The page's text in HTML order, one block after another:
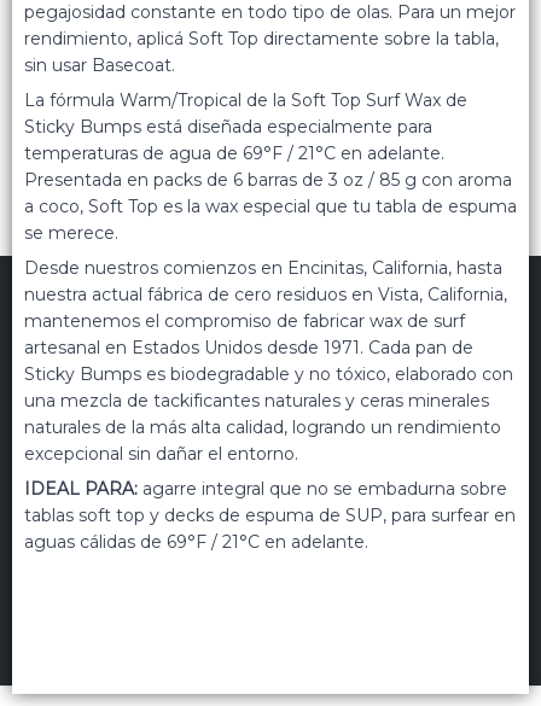
pegajosidad constante en todo tipo de olas. Para un mejor
rendimiento, aplicá Soft Top directamente sobre la tabla,
sin usar Basecoat.
La fórmula Warm/Tropical de la Soft Top Surf Wax de
Sticky Bumps está diseñada especialmente para
temperaturas de agua de 69°F / 21°C en adelante.
Presentada en packs de 6 barras de 3 oz / 85 g con aroma
a coco, Soft Top es la wax especial que tu tabla de espuma
se merece.
Desde nuestros comienzos en Encinitas, California, hasta
nuestra actual fábrica de cero residuos en Vista, California,
mantenemos el compromiso de fabricar wax de surf
artesanal en Estados Unidos desde 1971. Cada pan de
Sticky Bumps es biodegradable y no tóxico, elaborado con
una mezcla de tackificantes naturales y ceras minerales
naturales de la más alta calidad, logrando un rendimiento
excepcional sin dañar el entorno.
IDEAL PARA: agarre integral que no se embadurna sobre
tablas soft top y decks de espuma de SUP, para surfear en
aguas cálidas de 69°F / 21°C en adelante.
TRIPPIN©2026
Políticas de privacidad
Términos de uso
Hecho con ❤️por VentasxMayor